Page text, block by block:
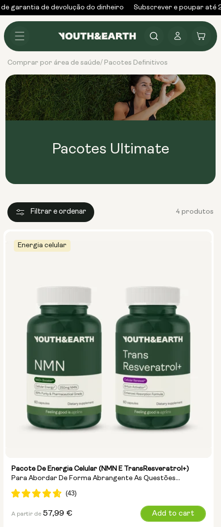
para o
conteúdo
garantia de devolução do dinheiro Subscrever e poupar até
sessão
Carrinho
Comprar por área de saúde/ Pacotes Definitivos
Pacotes Ultimate
Filtrar e ordenar 4 produtos
Energia celular
Pacote De Energia Celular (NMN E TransResveratrol+)
Para Abordar De Forma Abrangente As Questões
Relacionadas Com A Energia, A Reparação Do ADN E O
Antienvelhecimento
Preço
A partir de 57,99 € Add to cart